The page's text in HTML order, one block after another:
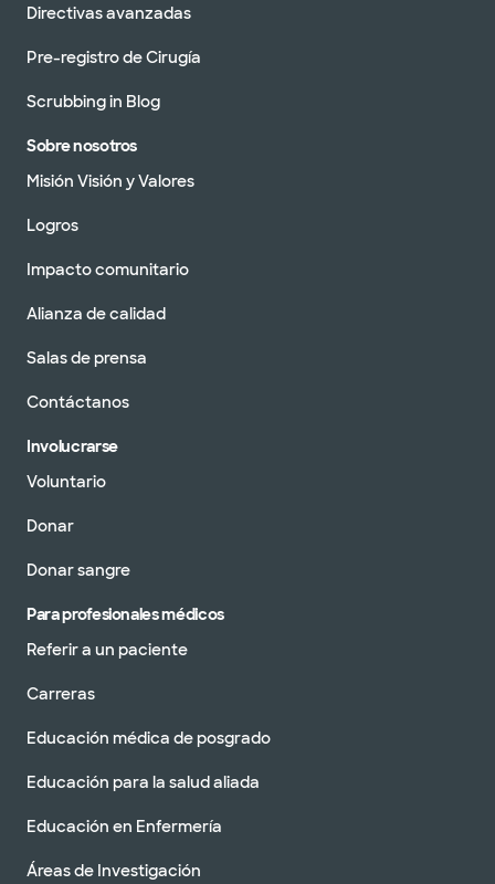
Directivas avanzadas
Pre-registro de Cirugía
Scrubbing in Blog
Sobre nosotros
Misión Visión y Valores
Logros
Impacto comunitario
Alianza de calidad
Salas de prensa
Contáctanos
Involucrarse
Voluntario
Donar
Donar sangre
Para profesionales médicos
Referir a un paciente
Carreras
Educación médica de posgrado
Educación para la salud aliada
Educación en Enfermería
Áreas de Investigación